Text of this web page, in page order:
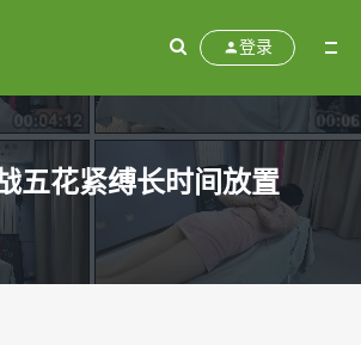
登录
五花紧缚长时间放置